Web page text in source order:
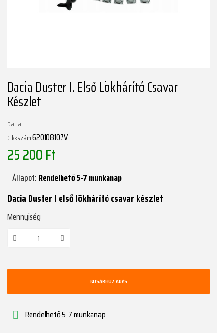
Dacia Duster I. Első Lökhárító Csavar
Készlet
Dacia
Cikkszám620108107V
25 200 Ft
Állapot:Rendelhető 5-7 munkanap
Dacia Duster I első lökhárító csavar készlet
Mennyiség
KOSÁRHOZ ADÁS
 Rendelhető 5-7 munkanap